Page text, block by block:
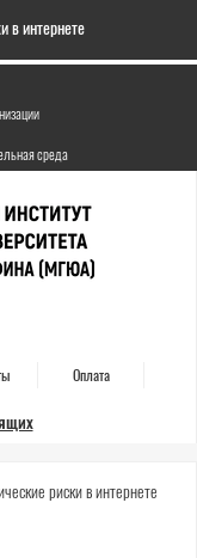
в интернете
среда
Оплата
риски в интернете